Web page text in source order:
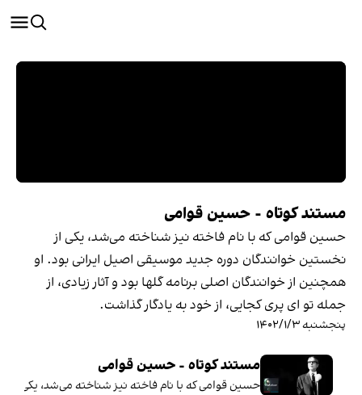
مستند کوتاه - حسین قوامی
حسین قوامی که با نام فاخته نیز شناخته می‌شد، یکی از
نخستین خوانندگان دوره جدید موسیقی اصیل ایرانی بود. او
همچنین از خوانندگان اصلی برنامه گلها بود و آثار زیادی، از
جمله تو ای پری کجایی، از خود به یادگار گذاشت.
پنجشنبه ۱۴۰۲/۱/۳
مستند کوتاه - حسین قوامی
حسین قوامی که با نام فاخته نیز شناخته می‌شد، یکی از